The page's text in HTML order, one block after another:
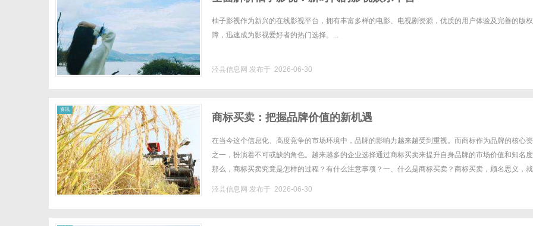
柚子影视作为新兴的在线影视平台，拥有丰富多样的电影、电视剧资源，优质的用户体验及完善的版
障，迅速成为影视爱好者的热门选择。...
泾县信息网 发布于 2026-06-30
资讯
商标买卖：把握品牌价值的新机遇
在当今这个信息化、高度竞争的市场环境中，品牌的影响力越来越受到重视。而商标作为品牌的核心
之一，扮演着不可或缺的角色。越来越多的企业选择通过商标买卖来提升自身品牌的市场价值和知名度
那么，商标买卖究竟是怎样的过程？有什么注意事项？一、什么是商标买卖？商标买卖，顾名思义，
泾县信息网 发布于 2026-06-30